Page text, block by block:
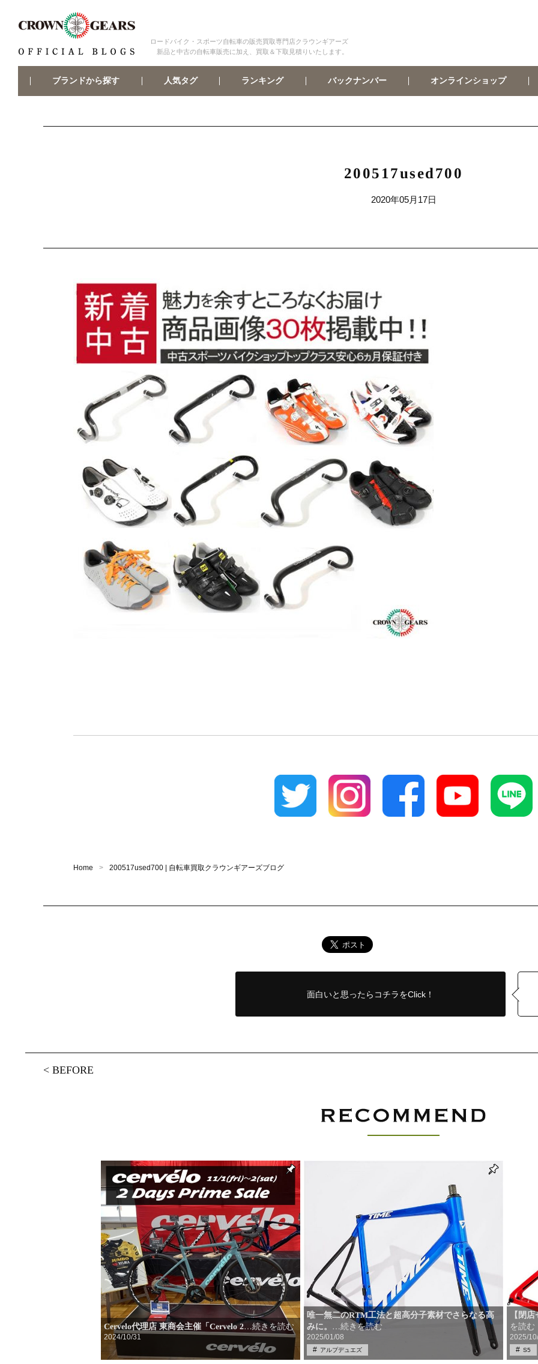
ロードバイク・スポーツ自転車の販売買取専門店クラウンギアーズ
新品と中古の自転車販売に加え、買取＆下取見積りいたします。
ブランドから探す 人気タグ ランキング バックナンバー オンラインショップ
200517used700
2020年05月17日
Home 200517used700 | 自転車買取クラウンギアーズブログ
面白いと思ったら コチラをClick！
<BEFORE
Cervelo代理店 東商会主催「Cervelo 2…続きを読む
2024/10/31
唯一無二のRTM工法と超高分子素材でさらなる高
みに。 …続きを読む
2025/01/08
アルプデュエズ
【閉
を読む
2025/
S5